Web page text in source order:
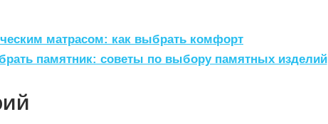
матрасом: как выбрать комфорт
памятник: советы по выбору памятных изделий